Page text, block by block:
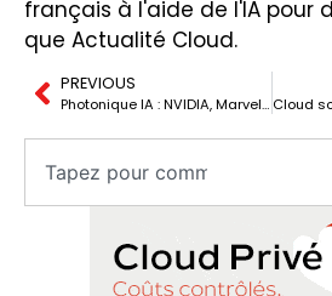
français à l'aide de l'IA pour
que Actualité Cloud.
PREVIOUS
Photonique IA : NVIDIA, Marvell, Nokia parient des milliards